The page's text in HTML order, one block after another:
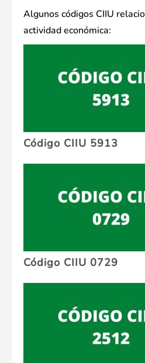
Algunos códigos CIIU
actividad económica:
Código CIIU 5913
Código CIIU 0729